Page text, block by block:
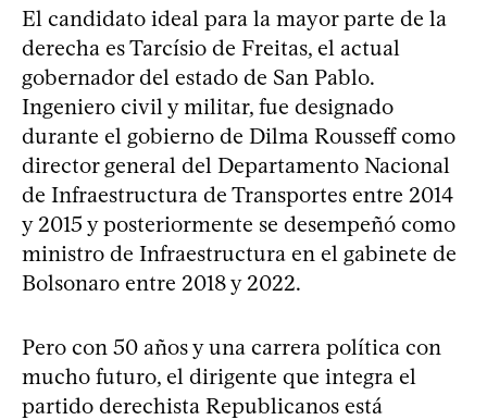
El candidato ideal para la mayor parte de la
derecha es Tarcísio de Freitas, el actual
gobernador del estado de San Pablo.
Ingeniero civil y militar, fue designado
durante el gobierno de Dilma Rousseff como
director general del Departamento Nacional
de Infraestructura de Transportes entre 2014
y 2015 y posteriormente se desempeñó como
ministro de Infraestructura en el gabinete de
Bolsonaro entre 2018 y 2022.
Pero con 50 años y una carrera política con
mucho futuro, el dirigente que integra el
partido derechista Republicanos está